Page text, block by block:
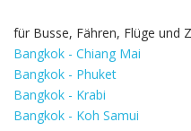
für Busse, Fähren, Flüge und
Bangkok - Chiang Mai
Bangkok - Phuket
Bangkok - Krabi
Bangkok - Koh Samui